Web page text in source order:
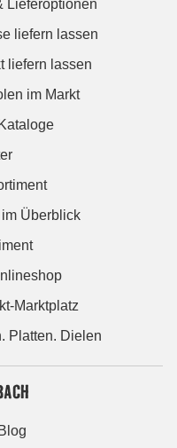
Lieferoptionen
liefern lassen
liefern lassen
im Markt
Überblick
Marktplatz
Platten. Dielen